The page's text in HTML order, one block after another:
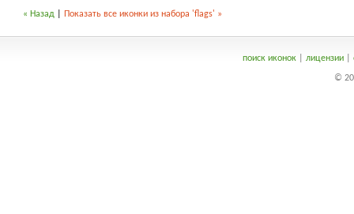
« Назад Показать все иконки из набора 'flags' »
поиск иконок| лицензии|
©